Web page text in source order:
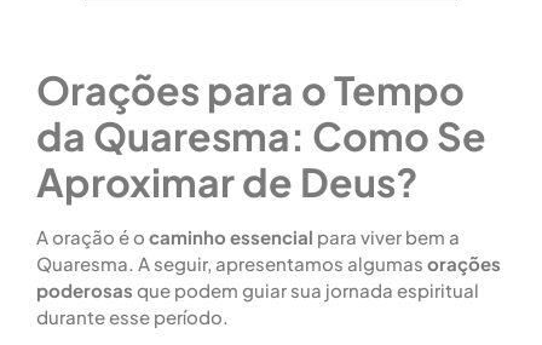
Orações para o Tempo
da Quaresma: Como Se
Aproximar de Deus?
A oração é o caminho essencial para viver bem a
Quaresma. A seguir, apresentamos algumas orações
poderosas que podem guiar sua jornada espiritual
durante esse período.